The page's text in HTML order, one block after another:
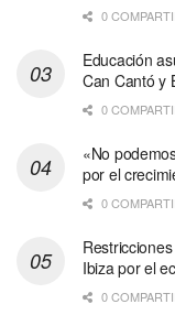
0
Educación
Can Cantó y
0
«No
por el
0
Ibiza por el
0